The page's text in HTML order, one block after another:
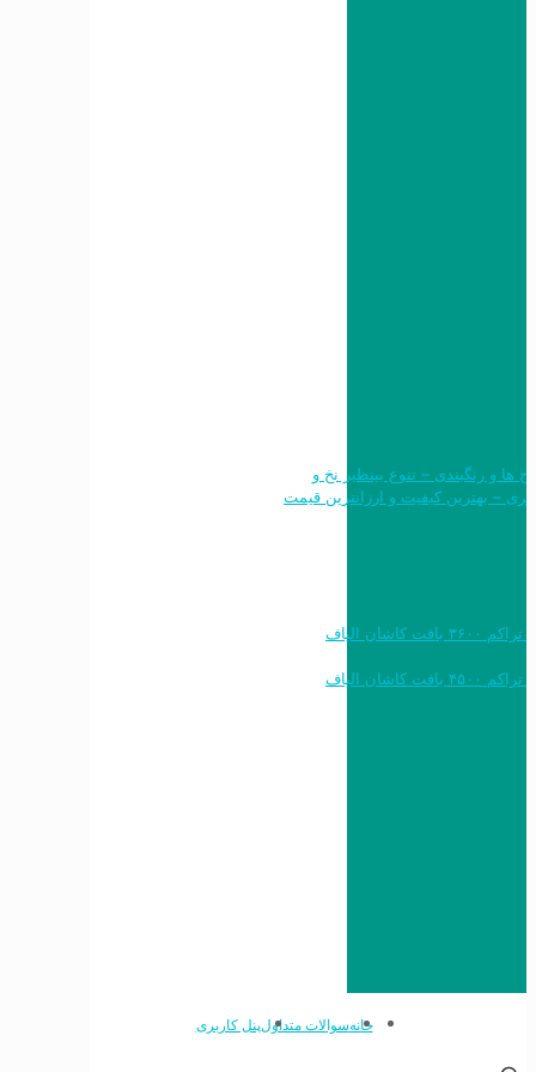
طرح ها و رنگبندی – تنوع بینظیر نخ و
خرید به قیمت فرش ماشینی ۱۲۰۰ شانه تراکم ۳۶۰۰ بافت کاشان الیاف
خرید به قیمت فرش ماشینی ۱۵۰۰ شانه تراکم ۴۵۰۰ بافت کاشان الیاف
خانهسوالات متداولپنل کاربری